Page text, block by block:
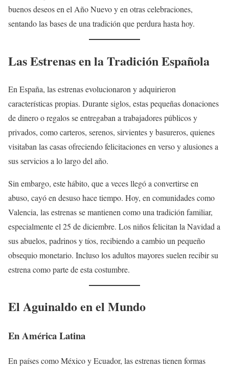
buenos deseos en el Año Nuevo y en otras celebraciones,
sentando las bases de una tradición que perdura hasta hoy.
Las Estrenas en la Tradición Española
En España, las estrenas evolucionaron y adquirieron
características propias. Durante siglos, estas pequeñas donaciones
de dinero o regalos se entregaban a trabajadores públicos y
privados, como carteros, serenos, sirvientes y basureros, quienes
visitaban las casas ofreciendo felicitaciones en verso y alusiones a
sus servicios a lo largo del año.
Sin embargo, este hábito, que a veces llegó a convertirse en
abuso, cayó en desuso hace tiempo. Hoy, en comunidades como
Valencia, las estrenas se mantienen como una tradición familiar,
especialmente el 25 de diciembre. Los niños felicitan la Navidad a
sus abuelos, padrinos y tíos, recibiendo a cambio un pequeño
obsequio monetario. Incluso los adultos mayores suelen recibir su
estrena como parte de esta costumbre.
El Aguinaldo en el Mundo
En América Latina
En países como México y Ecuador, las estrenas tienen formas